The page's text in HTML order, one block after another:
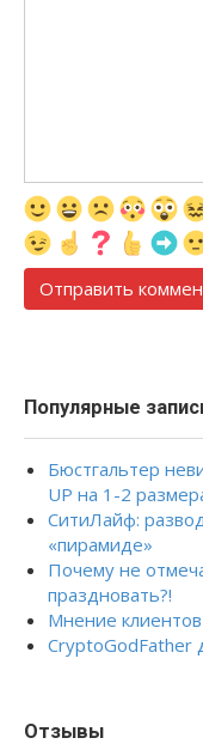
Популярные
Бюстгальтер
UP на 1-2
СитиЛайф:
«пирамиде»
Почему не
праздновать?!
Мнение клиентов
CryptoGodFather
Отзывы